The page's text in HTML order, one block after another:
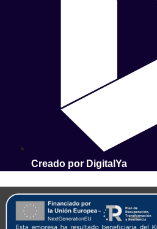
Creado por DigitalYa